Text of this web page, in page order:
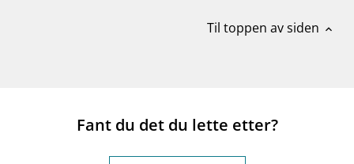
Til toppen av siden expand_less
Fant du det du lette etter?